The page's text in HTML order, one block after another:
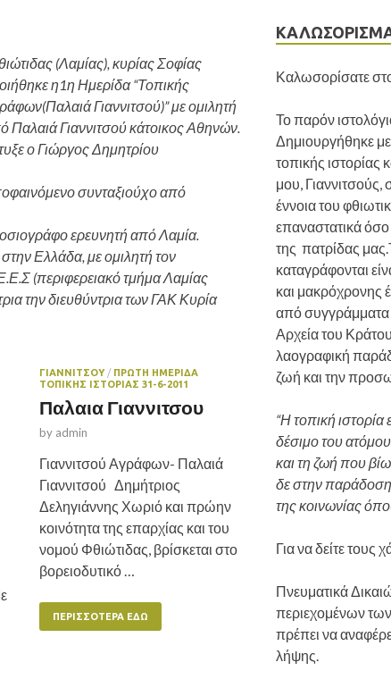
(Λαμίας), κυρίας Σοφίας
η1η Ημερίδα “Τοπικής
Γιαννιτσού)” με ομιλητή
Παλαιά Γιαννιτσού κάτοικος Αθηνών.
ο Γιώργος Δημητρίου
συνταξιούχο από
ερευνητή από Λαμία.
Ελλάδα, με ομιλητή τον
(περιφερειακό τμήμα Λαμίας
την διευθύντρια των ΓΑΚ Κυρία
ΓΙΑΝΝΙΤΣΟΥ/ ΠΡΩΤΗ ΗΜΕΡΙΔΑ
ΤΟΠΙΚΗΣ ΙΣΤΟΡΙΑΣ 31-6-2011
Παλαια Γιαννιτσου
by admin
Γιαννιτσού Αγράφων- Παλαιά
Γιαννιτσού Δημήτριος
Δεληγιάννης Χωριό και πρώην
κοινότητα της επαρχίας και του
νομού Φθιώτιδας, βρίσκεται στο
βορειοδυτικό …
ΠΕΡΙΣΣΌΤΕΡΑ ΕΔΏ
Καλωσορίσατε
Το παρόν
Δημιουργήθηκε
τοπικής ιστορίας
μου,
έννοια του
επαναστατικά όσο
της πατρίδας
καταγράφονται
και μακρόχρονης
από συγγράμματα
Αρχεία του
λαογραφική
ζωή και την
“Η τοπική ιστορία
δέσιμο του
και τη ζωή που
δε στην παράδοση,
της κοινωνίας
Για να δείτε τους
Πνευματικά
περιεχομένων
πρέπει να
λήψης.